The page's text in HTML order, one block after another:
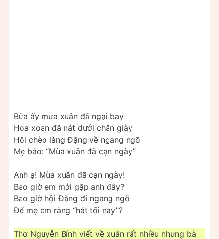
Bữa ấy mưa xuân đã ngại bay
Hoa xoan đã nát dưới chân giày
Hội chèo làng Ðặng về ngang ngõ
Mẹ bảo: “Mùa xuân đã cạn ngày”
Anh ạ! Mùa xuân đã cạn ngày!
Bao giờ em mới gặp anh đây?
Bao giờ hội Ðặng đi ngang ngõ
Ðể mẹ em rằng “hát tối nay”?
Thơ Nguyễn Bính viết về xuân rất nhiều nhưng bài